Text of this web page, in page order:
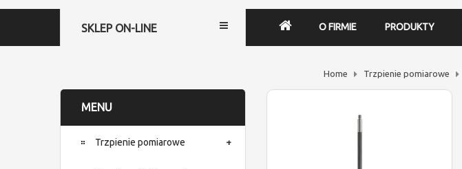
SKLEP ON-LINE O FIRMIE PRODUKTY
Home Trzpienie pomiarowe
MENU
Trzpienie pomiarowe